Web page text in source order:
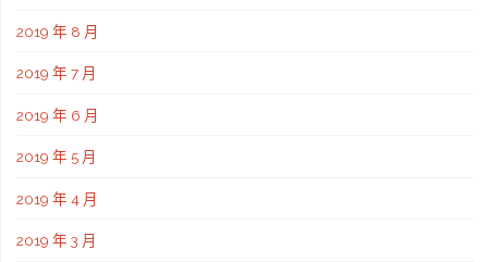
2019 年 8 月
2019 年 7 月
2019 年 6 月
2019 年 5 月
2019 年 4 月
2019 年 3 月